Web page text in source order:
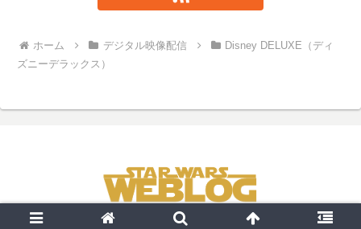
ホーム デジタル映像配信
Disney DELUXE（ディ
ズニーデラックス）
© 2005 スター・ウォーズ ウェブログ.